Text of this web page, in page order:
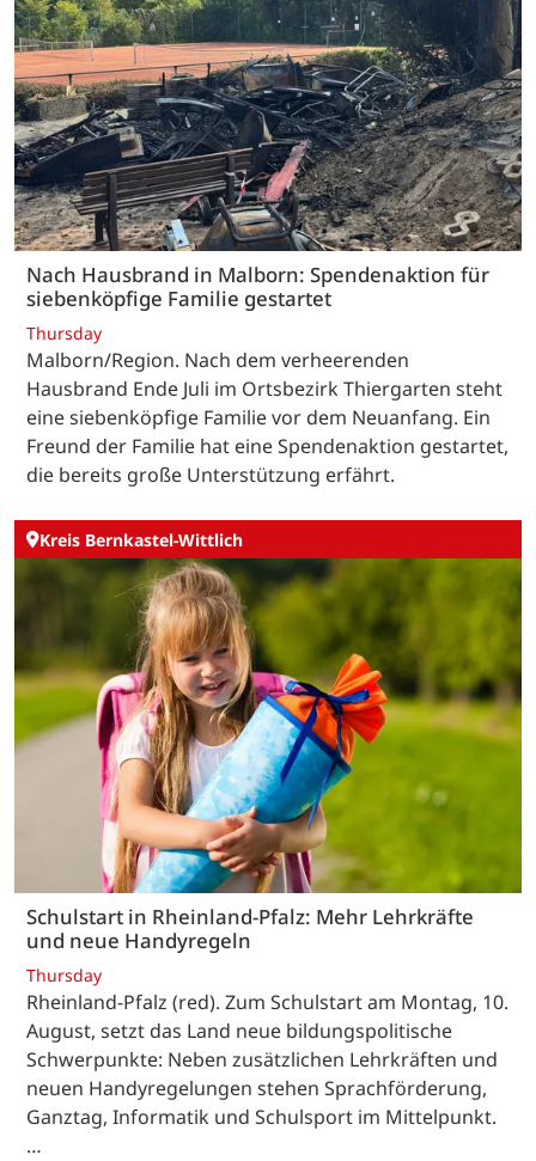
Nach Hausbrand in Malborn: Spendenaktion für
siebenköpfige Familie gestartet
Thursday
Malborn/Region. Nach dem verheerenden
Hausbrand Ende Juli im Ortsbezirk Thiergarten steht
eine siebenköpfige Familie vor dem Neuanfang. Ein
Freund der Familie hat eine Spendenaktion gestartet,
die bereits große Unterstützung erfährt.
Kreis Bernkastel-Wittlich
Schulstart in Rheinland-Pfalz: Mehr Lehrkräfte
und neue Handyregeln
Thursday
Rheinland-Pfalz (red). Zum Schulstart am Montag, 10.
August, setzt das Land neue bildungspolitische
Schwerpunkte: Neben zusätzlichen Lehrkräften und
neuen Handyregelungen stehen Sprachförderung,
Ganztag, Informatik und Schulsport im Mittelpunkt.
…